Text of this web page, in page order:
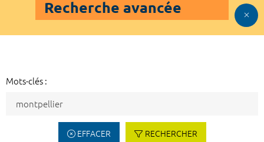
Recherche avancée
Mots-clés :
EFFACER RECHERCHER